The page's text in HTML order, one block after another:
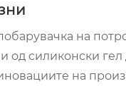
на
од силиконски
на